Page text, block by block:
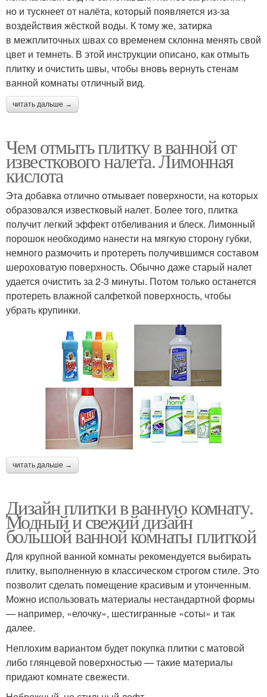
но и тускнеет от налёта, который появляется из-за
воздействия жёсткой воды. К тому же, затирка
в межплиточных швах со временем склонна менять свой
цвет и темнеть. В этой инструкции описано, как отмыть
плитку и очистить швы, чтобы вновь вернуть стенам
ванной комнаты отличный вид.
читать дальше →
Чем отмыть плитку в ванной от
известкового налета. Лимонная
кислота
Эта добавка отлично отмывает поверхности, на которых
образовался известковый налет. Более того, плитка
получит легкий эффект отбеливания и блеск. Лимонный
порошок необходимо нанести на мягкую сторону губки,
немного размочить и протереть получившимся составом
шероховатую поверхность. Обычно даже старый налет
удается очистить за 2-3 минуты. Потом только останется
протереть влажной салфеткой поверхность, чтобы
убрать крупинки.
читать дальше →
Дизайн плитки в ванную комнату.
Модный и свежий дизайн
большой ванной комнаты плиткой
Для крупной ванной комнаты рекомендуется выбирать
плитку, выполненную в классическом строгом стиле. Это
позволит сделать помещение красивым и утонченным.
Можно использовать материалы нестандартной формы
— например, «елочку», шестигранные «соты» и так
далее.
Неплохим вариантом будет покупка плитки с матовой
либо глянцевой поверхностью — такие материалы
придают комнате свежести.